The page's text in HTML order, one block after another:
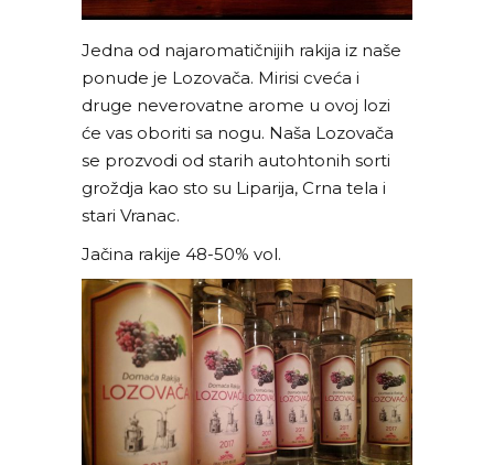
Jedna od najaromatičnijih rakija iz naše
ponude je Lozovača. Mirisi cveća i
druge neverovatne arome u ovoj lozi
će vas oboriti sa nogu. Naša Lozovača
se prozvodi od starih autohtonih sorti
groždja kao sto su Liparija, Crna tela i
stari Vranac.
Jačina rakije 48-50% vol.